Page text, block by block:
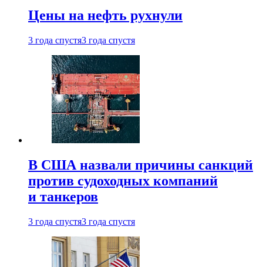
Цены на нефть рухнули
3 года спустя3 года спустя
В США назвали причины санкций
против судоходных компаний
и танкеров
3 года спустя3 года спустя